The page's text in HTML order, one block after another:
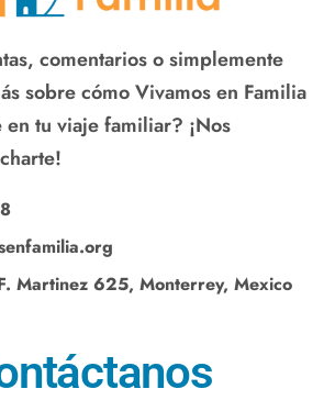
comentarios o simplemente
sobre cómo Vivamos en Familia
tu viaje familiar? ¡Nos
Martinez 625, Monterrey, Mexico